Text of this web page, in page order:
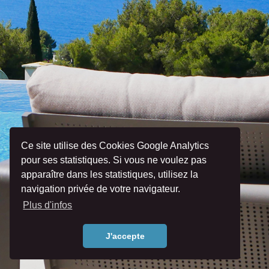
Ce site utilise des Cookies Google Analytics
pour ses statistiques. Si vous ne voulez pas
apparaître dans les statistiques, utilisez la
navigation privée de votre navigateur.
Plus d'infos
J'accepte